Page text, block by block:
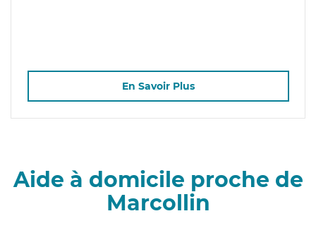
En Savoir Plus
Aide à domicile proche de
Marcollin